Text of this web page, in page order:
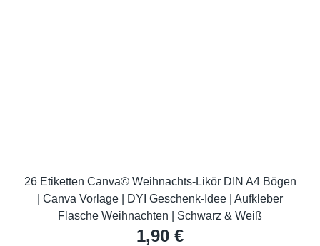
26 Etiketten Canva© Weihnachts-Likör DIN A4 Bögen
| Canva Vorlage | DYI Geschenk-Idee | Aufkleber
Flasche Weihnachten | Schwarz & Weiß
1,90 €